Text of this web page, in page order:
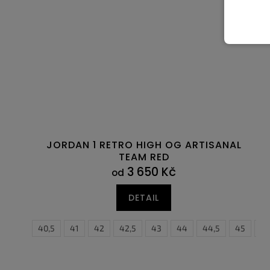
JORDAN 1 RETRO HIGH OG ARTISANAL
TEAM RED
od 3 650 Kč
DETAIL
40,5 41 42 42,5 43 44 44,5 45
37,5